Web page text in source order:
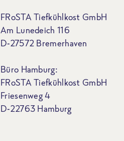
FRoSTA Tiefkühlkost GmbH
Am Lunedeich 116
D-27572 Bremerhaven
Büro Hamburg:
FRoSTA Tiefkühlkost GmbH
Friesenweg 4
D-22763 Hamburg